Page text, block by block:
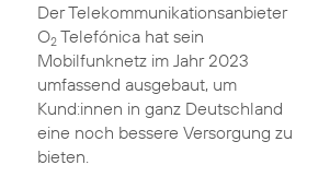
Der Telekommunikationsanbieter
O2Telefónica hat sein
Mobilfunknetz im Jahr 2023
umfassend ausgebaut, um
Kund:innen in ganz Deutschland
eine noch bessere Versorgung zu
bieten.